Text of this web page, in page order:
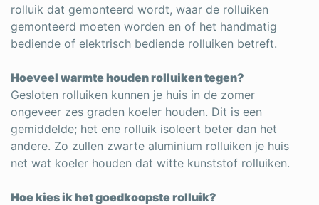
rolluik dat gemonteerd wordt, waar de rolluiken
gemonteerd moeten worden en of het handmatig
bediende of elektrisch bediende rolluiken betreft.
Hoeveel warmte houden rolluiken tegen?
Gesloten rolluiken kunnen je huis in de zomer
ongeveer zes graden koeler houden. Dit is een
gemiddelde; het ene rolluik isoleert beter dan het
andere. Zo zullen zwarte aluminium rolluiken je huis
net wat koeler houden dat witte kunststof rolluiken.
Hoe kies ik het goedkoopste rolluik?